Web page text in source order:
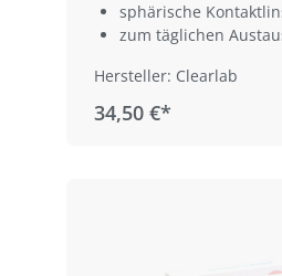
sphärische
zum täglichen
Hersteller: Clearlab
34,50 €*